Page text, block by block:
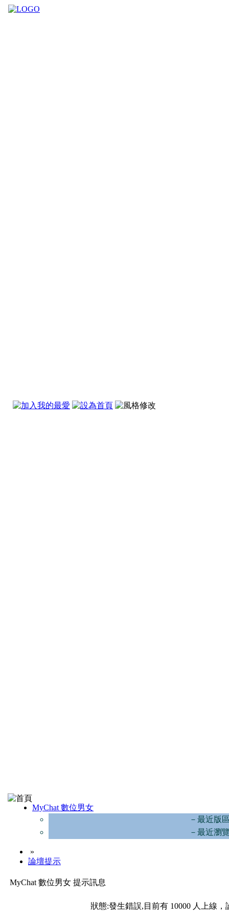
MyChat 數位男女
－最近版
－最近瀏
»
論壇提示
MyChat 數位男女 提示訊息
狀態:發生錯誤,目前有 10000 人上線